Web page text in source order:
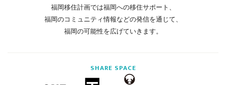
福岡移住計画では福岡への移住サポート、
福岡のコミュニティ情報などの発信を通じて、
福岡の可能性を広げていきます。
SHARE SPACE